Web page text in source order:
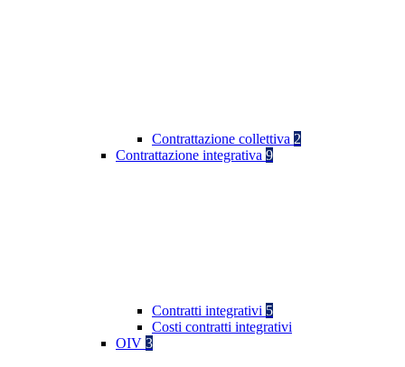
Contrattazione collettiva 2
Contrattazione integrativa 9
Contratti integrativi 5
Costi contratti integrativi
OIV 3